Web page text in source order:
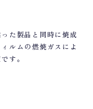
た製品と同時に焼成
ルムの燃焼ガスによ
す。